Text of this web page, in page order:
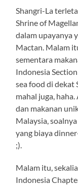
Shangri-La
Shrine of
dalam upayanya
Mactan. Malam
sementara
Indonesia
sea food di dekat
mahal juga,
dan makanan
Malaysia,
yang biaya
;).
Malam itu,
Indonesia